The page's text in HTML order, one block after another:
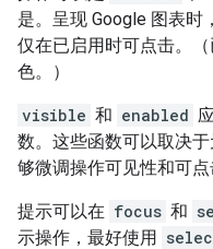
是。呈现 Google 图表时
仅在已启用时可点击。
色。）
visible 和 enabled
数。这些函数可以取决
够微调操作可见性和可点
提示可以在 focus 和
示操作，最好使用